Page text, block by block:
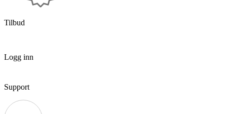
Tilbud
Logg inn
Support